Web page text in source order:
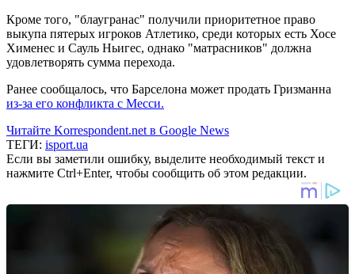
Кроме того, "блаугранас" получили приоритетное право
выкупа пятерых игроков Атлетико, среди которых есть Хосе
Хименес и Сауль Ньигес, однако "матрасников" должна
удовлетворять сумма перехода.
Ранее сообщалось, что Барселона может продать Гризманна
из-за его конфликта с Месси.
Читайте Korrespondent.net в Google News
ТЕГИ: isport.ua
Если вы заметили ошибку, выделите необходимый текст и
нажмите Ctrl+Enter, чтобы сообщить об этом редакции.